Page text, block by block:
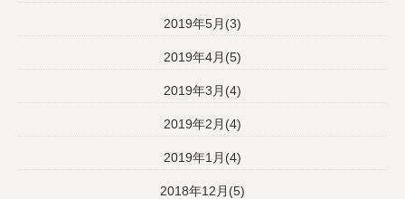
2019年5月(3)
2019年4月(5)
2019年3月(4)
2019年2月(4)
2019年1月(4)
2018年12月(5)